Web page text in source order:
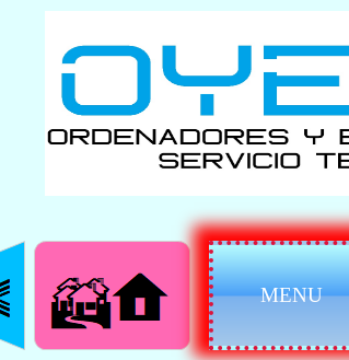
MENU